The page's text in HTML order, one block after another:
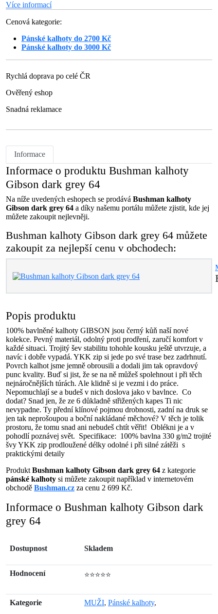
Více informací
Cenová kategorie:
Pánské kalhoty do 2700 Kč
Pánské kalhoty do 3000 Kč
Rychlá doprava po celé ČR
Ověřený eshop
Snadná reklamace
Informace
Informace o produktu Bushman kalhoty
Gibson dark grey 64
Na níže uvedených eshopech se prodává Bushman kalhoty
Gibson dark grey 64 a díky našemu portálu můžete zjistit, kde jej
můžete zakoupit nejlevněji.
Bushman kalhoty Gibson dark grey 64 můžete
zakoupit za nejlepší cenu v obchodech:
Popis produktu
100% bavlněné kalhoty GIBSON jsou černý kůň naší nové
kolekce. Pevný materiál, odolný proti prodření, zaručí komfort v
každé situaci. Trojitý šev stabilitu tohohle kousku ještě utvrzuje, a
navíc i dobře vypadá. YKK zip si jede po své trase bez zadrhnutí.
Povrch kalhot jsme jemně obrousili a dodali jim tak opravdový
punc kvality. Buď si jist, že se na ně můžeš spolehnout i při těch
nejnáročnějších túrách. Ale klidně si je vezmi i do práce.
Nepomuchlají se a budeš v nich doslova jako v bavlnce. Co
dodat? Snad jen, že ze 6 důkladně střižených kapes Ti nic
nevypadne. Ty přední klínové pojmou drobnosti, zadní na druk se
jen tak neprošoupou a boční nakládané měchové? V těch je tolik
prostoru, že tomu snad ani nebudeš chtít věřit! Oblékni je a v
pohodlí poznávej svět. Specifikace: 100% bavlna 330 g/m2 trojité
švy YKK zip prodloužené délky odolné i při silné zátěži s
praktickými detaily
Produkt Bushman kalhoty Gibson dark grey 64 z kategorie
pánské kalhoty si můžete zakoupit například v internetovém
obchodě Bushman.cz za cenu 2 699 Kč.
Informace o Bushman kalhoty Gibson dark
grey 64
Dostupnost Skladem
Hodnocení ⭐⭐⭐⭐⭐
Kategorie MUŽI, Pánské kalhoty,